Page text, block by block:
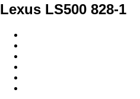
Lexus LS500 828-1